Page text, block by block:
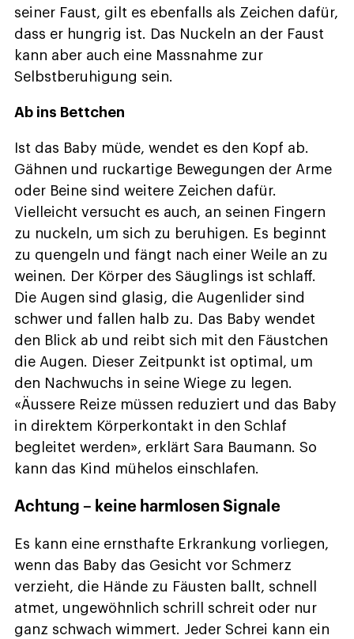
seiner Faust, gilt es ebenfalls als Zeichen dafür,
dass er hungrig ist. Das Nuckeln an der Faust
kann aber auch eine Massnahme zur
Selbstberuhigung sein.
Ab ins Bettchen
Ist das Baby müde, wendet es den Kopf ab.
Gähnen und ruckartige Bewegungen der Arme
oder Beine sind weitere Zeichen dafür.
Vielleicht versucht es auch, an seinen Fingern
zu nuckeln, um sich zu beruhigen. Es beginnt
zu quengeln und fängt nach einer Weile an zu
weinen. Der Körper des Säuglings ist schlaff.
Die Augen sind glasig, die Augenlider sind
schwer und fallen halb zu. Das Baby wendet
den Blick ab und reibt sich mit den Fäustchen
die Augen. Dieser Zeitpunkt ist optimal, um
den Nachwuchs in seine Wiege zu legen.
«Äussere Reize müssen reduziert und das Baby
in direktem Körperkontakt in den Schlaf
begleitet werden», erklärt Sara Baumann. So
kann das Kind mühelos einschlafen.
Achtung – keine harmlosen Signale
Es kann eine ernsthafte Erkrankung vorliegen,
wenn das Baby das Gesicht vor Schmerz
verzieht, die Hände zu Fäusten ballt, schnell
atmet, ungewöhnlich schrill schreit oder nur
ganz schwach wimmert. Jeder Schrei kann ein